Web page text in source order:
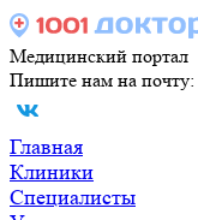
Медицинский портал
Пишите нам на почту:
Главная
Клиники
Специалисты